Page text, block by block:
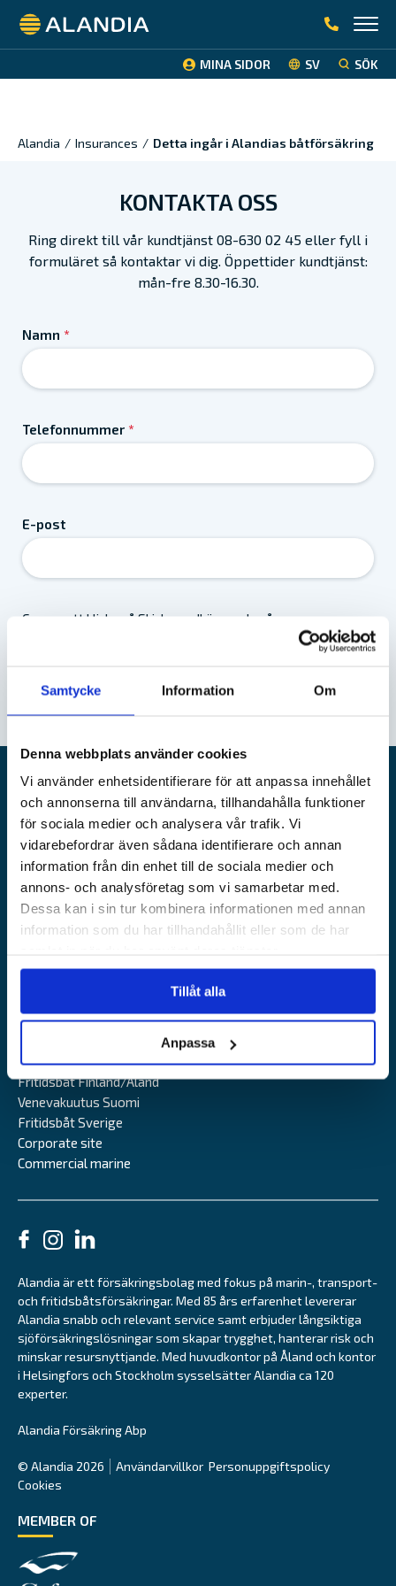
Samtycke Information Om
Denna webbplats använder cookies
Vi använder enhetsidentifierare för att anpassa innehållet
och annonserna till användarna, tillhandahålla funktioner
för sociala medier och analysera vår trafik. Vi
vidarebefordrar även sådana identifierare och annan
information från din enhet till de sociala medier och
annons- och analysföretag som vi samarbetar med.
Dessa kan i sin tur kombinera informationen med annan
information som du har tillhandahållit eller som de har
Tillåt alla
Anpassa
Alandia
MINA SIDOR SV SÖK
Alandia / Insurances / Detta ingår i Alandias båtförsäkring
KONTAKTA OSS
Ring direkt till vår kundtjänst 08-630 02 45 eller fyll i
formuläret så kontaktar vi dig. Öppettider kundtjänst:
mån-fre 8.30-16.30.
Namn *
Telefonnummer *
E-post
Genom att klicka på Skicka godkänner du vår
Alandia
SUPPORT
Kundtjänst
Mina sidor
OM ALANDIA
Om Alandia
Jobba hos oss
Leverantörsinformation
Fritidsbåt Finland/Åland
Venevakuutus Suomi
Fritidsbåt Sverige
Corporate site
Commercial marine
Alandia är ett försäkringsbolag med fokus på marin-, transport-
och fritidsbåtsförsäkringar. Med 85 års erfarenhet levererar
Alandia snabb och relevant service samt erbjuder långsiktiga
sjöförsäkringslösningar som skapar trygghet, hanterar risk och
minskar resursnyttjande. Med huvudkontor på Åland och kontor
i Helsingfors och Stockholm sysselsätter Alandia ca 120
experter.
Alandia Försäkring Abp
© Alandia 2026 Användarvillkor Personuppgiftspolicy
Cookies
MEMBER OF